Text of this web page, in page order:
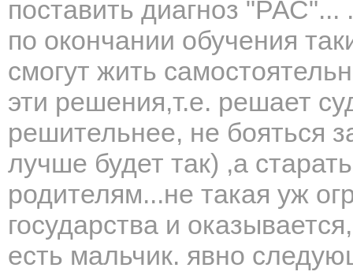
поставить диагноз "РАС"...
по окончании обучения
смогут жить
эти решения,т.е. решает
решительнее, не бояться
лучше будет так) ,а
родителям...не такая уж
государства и
есть мальчик. явно